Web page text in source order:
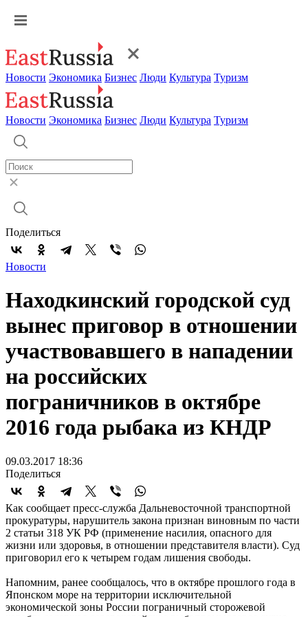
Новости Экономика Бизнес Люди Культура Туризм
Новости Экономика Бизнес Люди Культура Туризм
Поделиться
Новости
Находкинский городской суд
вынес приговор в отношении
участвовавшего в нападении
на российских
пограничников в октябре
2016 года рыбака из КНДР
09.03.2017 18:36
Поделиться
Как сообщает пресс-служба Дальневосточной транспортной
прокуратуры, нарушитель закона признан виновным по части
2 статьи 318 УК РФ (применение насилия, опасного для
жизни или здоровья, в отношении представителя власти). Суд
приговорил его к четырем годам лишения свободы.
Напомним, ранее сообщалось, что в октябре прошлого года в
Японском море на территории исключительной
экономической зоны России пограничный сторожевой